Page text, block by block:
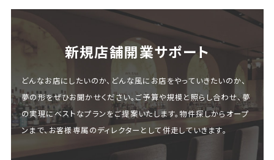
新規店舗開業サポート
どんなお店にしたいのか、どんな風にお店をやっていきたいのか、
夢の形をぜひお聞かせください。ご予算や規模と照らし合わせ、夢
の実現にベストなプランをご提案いたします。物件探しからオープ
ンまで、お客様専属のディレクターとして併走していきます。